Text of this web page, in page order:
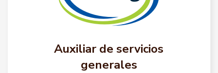
Auxiliar de servicios
generales